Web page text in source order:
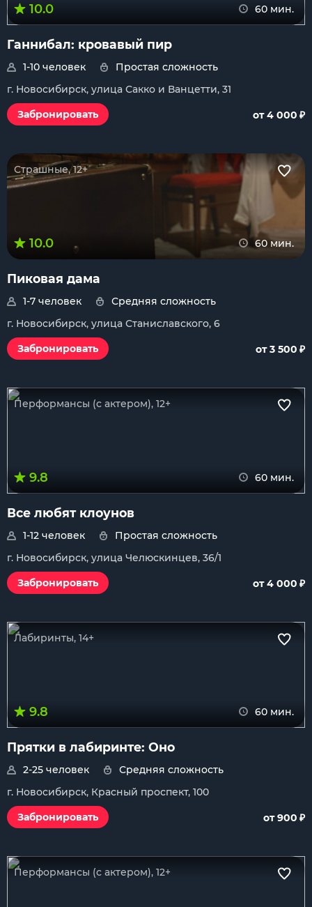
10.0 60 мин.
Ганнибал: кровавый пир
1-10 человек
Простая сложность
г. Новосибирск, улица Сакко и Ванцетти, 31
Забронировать
от 4 000 ₽
Страшные, 12+
10.0 60 мин.
Пиковая дама
1-7 человек
Средняя сложность
г. Новосибирск, улица Станиславского, 6
Забронировать
от 3 500 ₽
Перформансы (с актером), 12+
9.8 60 мин.
Все любят клоунов
1-12 человек
Простая сложность
г. Новосибирск, улица Челюскинцев, 36/1
Забронировать
от 4 000 ₽
Лабиринты, 14+
9.8 60 мин.
Прятки в лабиринте: Оно
2-25 человек
Средняя сложность
г. Новосибирск, Красный проспект, 100
Забронировать
от 900 ₽
Перформансы (с актером), 12+